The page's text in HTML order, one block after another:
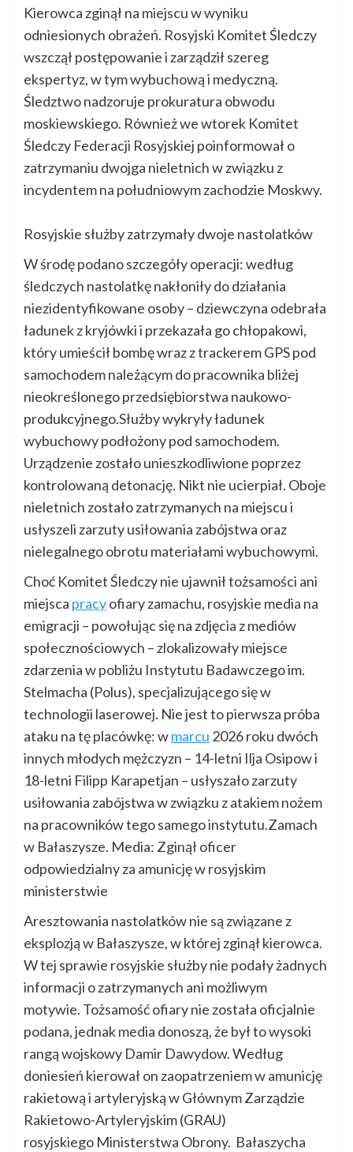
Kierowca zginął na miejscu w wyniku
odniesionych obrażeń. Rosyjski Komitet Śledczy
wszczął postępowanie i zarządził szereg
ekspertyz, w tym wybuchową i medyczną.
Śledztwo nadzoruje prokuratura obwodu
moskiewskiego. Również we wtorek Komitet
Śledczy Federacji Rosyjskiej poinformował o
zatrzymaniu dwojga nieletnich w związku z
incydentem na południowym zachodzie Moskwy.
Rosyjskie służby zatrzymały dwoje nastolatków
W środę podano szczegóły operacji: według
śledczych nastolatkę nakłoniły do działania
niezidentyfikowane osoby – dziewczyna odebrała
ładunek z kryjówki i przekazała go chłopakowi,
który umieścił bombę wraz z trackerem GPS pod
samochodem należącym do pracownika bliżej
nieokreślonego przedsiębiorstwa naukowo-
produkcyjnego.Służby wykryły ładunek
wybuchowy podłożony pod samochodem.
Urządzenie zostało unieszkodliwione poprzez
kontrolowaną detonację. Nikt nie ucierpiał. Oboje
nieletnich zostało zatrzymanych na miejscu i
usłyszeli zarzuty usiłowania zabójstwa oraz
nielegalnego obrotu materiałami wybuchowymi.
Choć Komitet Śledczy nie ujawnił tożsamości ani
miejsca pracyofiary zamachu, rosyjskie media na
emigracji – powołując się na zdjęcia z mediów
społecznościowych – zlokalizowały miejsce
zdarzenia w pobliżu Instytutu Badawczego im.
Stelmacha (Polus), specjalizującego się w
technologii laserowej. Nie jest to pierwsza próba
ataku na tę placówkę: wmarcu 2026 roku dwóch
innych młodych mężczyzn – 14-letni Ilja Osipow i
18-letni Filipp Karapetjan – usłyszało zarzuty
usiłowania zabójstwa w związku z atakiem nożem
na pracowników tego samego instytutu.Zamach
w Bałaszysze. Media: Zginął oficer
odpowiedzialny za amunicję w rosyjskim
ministerstwie
Aresztowania nastolatków nie są związane z
eksplozją w Bałaszysze, w której zginął kierowca.
W tej sprawie rosyjskie służby nie podały żadnych
informacji o zatrzymanych ani możliwym
motywie. Tożsamość ofiary nie została oficjalnie
podana, jednak media donoszą, że był to wysoki
rangą wojskowy Damir Dawydow. Według
doniesień kierował on zaopatrzeniem w amunicję
rakietową i artyleryjską w Głównym Zarządzie
Rakietowo-Artyleryjskim (GRAU)
rosyjskiego Ministerstwa Obrony. Bałaszycha